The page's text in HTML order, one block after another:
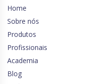
Home
Sobre nós
Produtos
Profissionais
Academia
Blog